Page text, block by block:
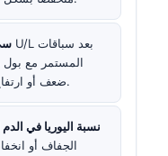
ضعف أو ارتفاع الكرياتينين مراجعة طبية عاجلة.
نسبة اليوريا في الدم
الجفاف أو